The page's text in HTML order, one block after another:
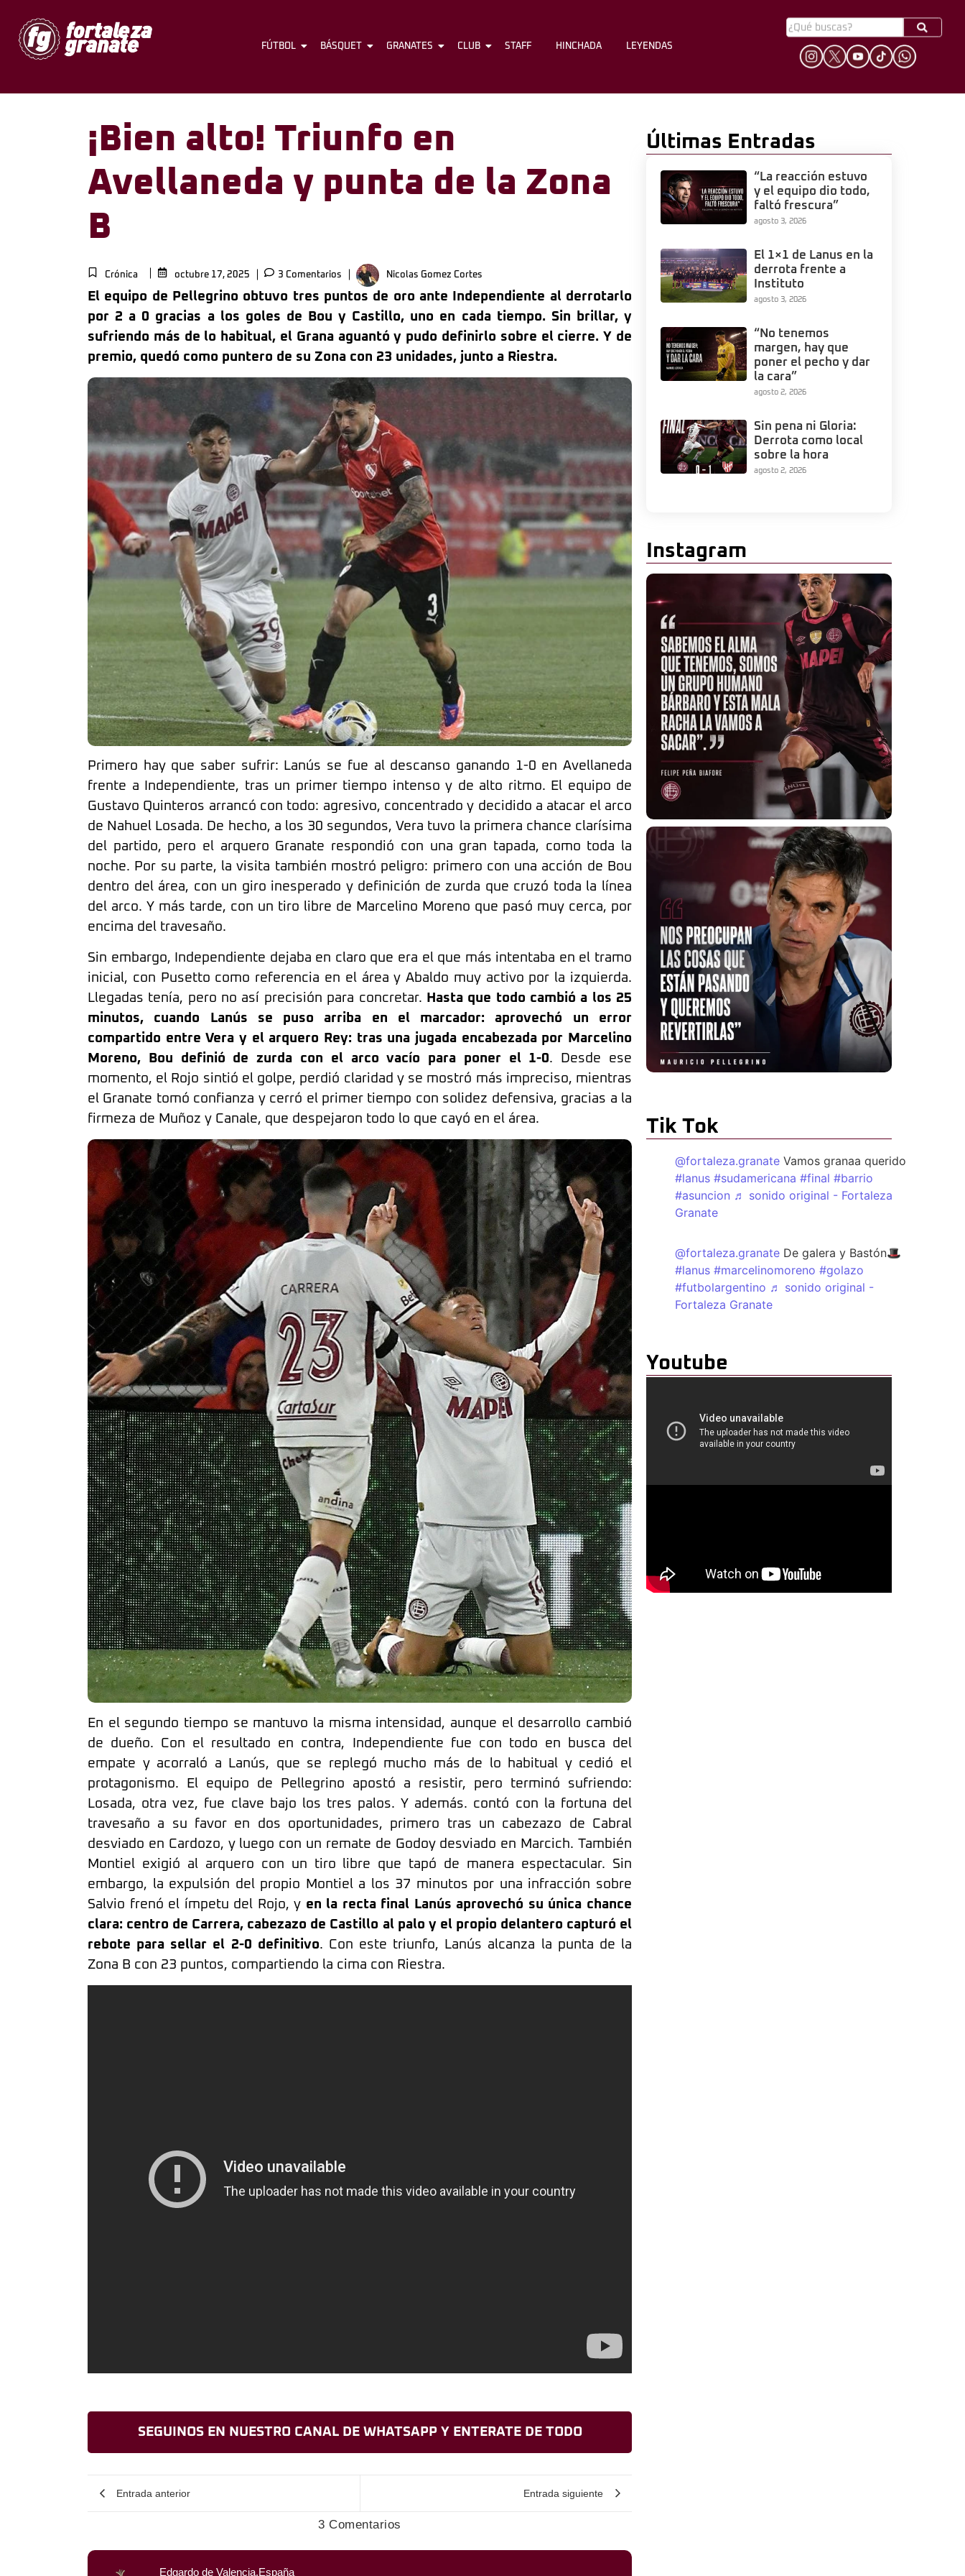
FÚTBOL BÁSQUET GRANATES CLUB STAFF HINCHADA
FÚTBOL BÁSQUET GRANATES CLUB STAFF HINCHADA LEYENDAS
¡Bien alto! Triunfo en
Avellaneda y punta de la Zona
B
Crónica octubre 17, 2025 3 Comentarios Nicolas Gomez Cortes
El equipo de Pellegrino obtuvo tres puntos de oro ante Independiente al derrotarlo
por 2 a 0 gracias a los goles de Bou y Castillo, uno en cada tiempo. Sin brillar, y
sufriendo más de lo habitual, el Grana aguantó y pudo definirlo sobre el cierre. Y de
premio, quedó como puntero de su Zona con 23 unidades, junto a Riestra.
Primero hay que saber sufrir: Lanús se fue al descanso ganando 1-0 en Avellaneda
frente a Independiente, tras un primer tiempo intenso y de alto ritmo. El equipo de
Gustavo Quinteros arrancó con todo: agresivo, concentrado y decidido a atacar el arco
de Nahuel Losada. De hecho, a los 30 segundos, Vera tuvo la primera chance clarísima
del partido, pero el arquero Granate respondió con una gran tapada, como toda la
noche. Por su parte, la visita también mostró peligro: primero con una acción de Bou
dentro del área, con un giro inesperado y definición de zurda que cruzó toda la línea
del arco. Y más tarde, con un tiro libre de Marcelino Moreno que pasó muy cerca, por
encima del travesaño.
Sin embargo, Independiente dejaba en claro que era el que más intentaba en el tramo
inicial, con Pusetto como referencia en el área y Abaldo muy activo por la izquierda.
Llegadas tenía, pero no así precisión para concretar. Hasta que todo cambió a los 25
minutos, cuando Lanús se puso arriba en el marcador: aprovechó un error
compartido entre Vera y el arquero Rey: tras una jugada encabezada por Marcelino
Moreno, Bou definió de zurda con el arco vacío para poner el 1-0. Desde ese
momento, el Rojo sintió el golpe, perdió claridad y se mostró más impreciso, mientras
el Granate tomó confianza y cerró el primer tiempo con solidez defensiva, gracias a la
firmeza de Muñoz y Canale, que despejaron todo lo que cayó en el área.
En el segundo tiempo se mantuvo la misma intensidad, aunque el desarrollo cambió
de dueño. Con el resultado en contra, Independiente fue con todo en busca del
empate y acorraló a Lanús, que se replegó mucho más de lo habitual y cedió el
protagonismo. El equipo de Pellegrino apostó a resistir, pero terminó sufriendo:
Losada, otra vez, fue clave bajo los tres palos. Y además. contó con la fortuna del
travesaño a su favor en dos oportunidades, primero tras un cabezazo de Cabral
desviado en Cardozo, y luego con un remate de Godoy desviado en Marcich. También
Montiel exigió al arquero con un tiro libre que tapó de manera espectacular. Sin
embargo, la expulsión del propio Montiel a los 37 minutos por una infracción sobre
Salvio frenó el ímpetu del Rojo, y en la recta final Lanús aprovechó su única chance
clara: centro de Carrera, cabezazo de Castillo al palo y el propio delantero capturó el
rebote para sellar el 2-0 definitivo. Con este triunfo, Lanús alcanza la punta de la
Zona B con 23 puntos, compartiendo la cima con Riestra.
SEGUINOS EN NUESTRO CANAL DE WHATSAPP Y ENTERATE DE TODO
Entrada anterior Entrada siguiente
3 Comentarios
Edgardo de Valencia.España
Últimas Entradas
“La reacción estuvo
y el equipo dio todo,
faltó frescura”
agosto 3, 2026
El 1×1 de Lanus en la
derrota frente a
Instituto
agosto 3, 2026
“No tenemos
margen, hay que
poner el pecho y dar
la cara”
agosto 2, 2026
Sin pena ni Gloria:
Derrota como local
sobre la hora
agosto 2, 2026
Instagram
Tik Tok
@fortaleza.granate Vamos granaa querido
#lanus #sudamericana #final #barrio
#asuncion ♬ sonido original - Fortaleza
Granate
@fortaleza.granate De galera y Bastón🎩
#lanus #marcelinomoreno #golazo
#futbolargentino ♬ sonido original -
Fortaleza Granate
Youtube